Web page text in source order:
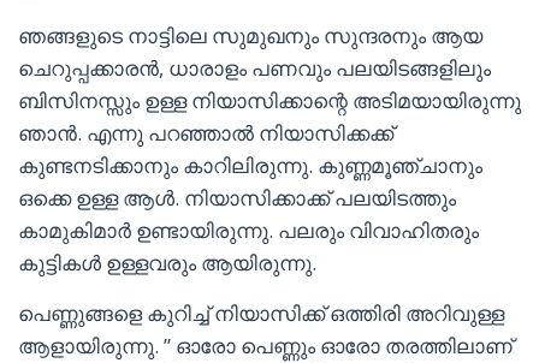
ഞങ്ങളുടെ നാട്ടിലെ സുമുഖനും സുന്ദരനും ആയ
ചെറുപ്പക്കാരൻ, ധാരാളം പണവും പലയിടങ്ങളിലും
ബിസിനസ്സും ഉള്ള നിയാസിക്കാന്റെ അടിമയായിരുന്നു
ഞാൻ. എന്നു പറഞ്ഞാൽ നിയാസിക്കക്ക്
കുണ്ടനടിക്കാനും കാറിലിരുന്നു. കുണ്ണമൂഞ്ചാനും
ഒക്കെ ഉള്ള ആൾ. നിയാസിക്കാക്ക് പലയിടത്തും
കാമുകിമാർ ഉണ്ടായിരുന്നു. പലരും വിവാഹിതരും
കുട്ടികൾ ഉള്ളവരും ആയിരുന്നു.
പെണ്ണുങ്ങളെ കുറിച്ച് നിയാസിക്ക് ഒത്തിരി അറിവുള്ള
ആളായിരുന്നു. ” ഓരോ പെണ്ണും ഓരോ തരത്തിലാണ്